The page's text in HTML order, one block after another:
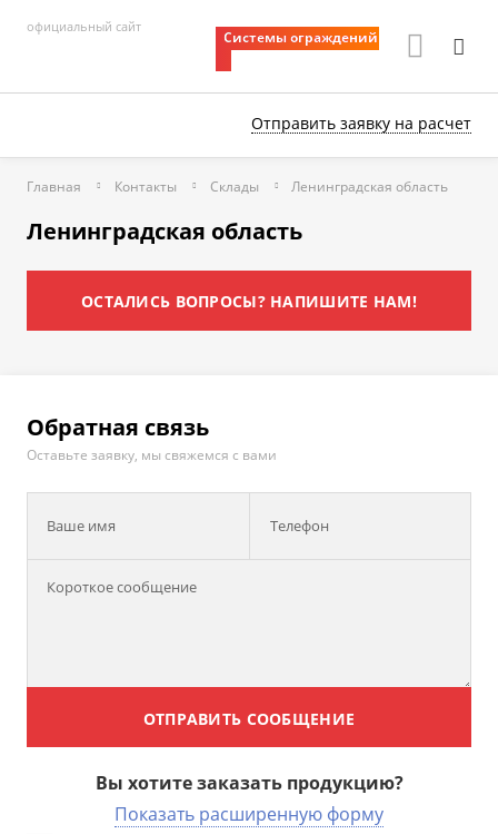
официальный сайт
Системы ограждений
Отправить заявку на расчет
Главная Контакты Склады Ленинградская область
Ленинградская область
ОСТАЛИСЬ ВОПРОСЫ? НАПИШИТЕ НАМ!
Обратная связь
Оставьте заявку, мы свяжемся с вами
Ваше имя Телефон
ОТПРАВИТЬ СООБЩЕНИЕ
Вы хотите заказать продукцию?
Показать расширенную форму